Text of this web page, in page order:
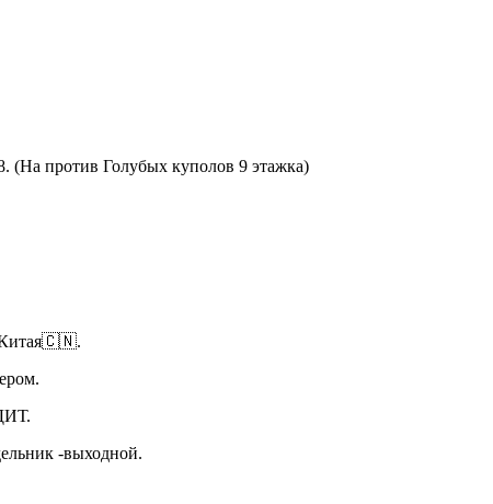
(На против Голубых куполов 9 этажка)
Китая🇨🇳.
-выходной.